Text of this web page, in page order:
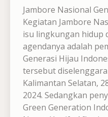
Jambore Nasional
Kegiatan Jambore
isu lingkungan hidup
agendanya adalah
Generasi Hijau
tersebut
Kalimantan Selatan,
2024. Sedangkan
Green Generation